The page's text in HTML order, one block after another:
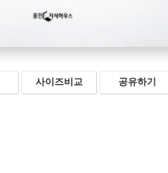
사이즈비교 공유하기